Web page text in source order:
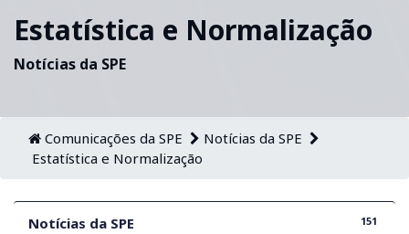
Estatística e Normalização
Notícias da SPE
Comunicações da SPE
Notícias da SPE
Estatística e Normalização
Notícias da SPE 151